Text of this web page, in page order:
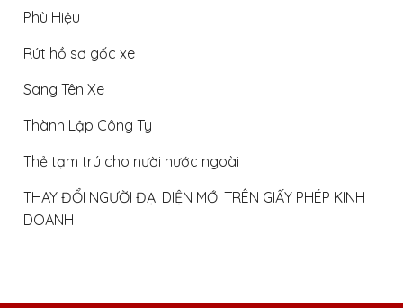
Phù Hiệu
Rút hồ sơ gốc xe
Sang Tên Xe
Thành Lập Công Ty
Thẻ tạm trú cho nười nước ngoài
THAY ĐỔI NGƯỜI ĐẠI DIỆN MỚI TRÊN GIẤY PHÉP KINH
DOANH